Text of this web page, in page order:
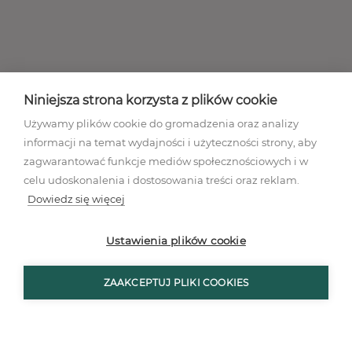
Polityka prywatności
Mapa stron
Ustawienia plików cookies
Niniejsza strona korzysta z plików cookie
Używamy plików cookie do gromadzenia oraz analizy
informacji na temat wydajności i użyteczności strony, aby
zagwarantować funkcje mediów społecznościowych i w
celu udoskonalenia i dostosowania treści oraz reklam.
Dowiedz się więcej
Ustawienia plików cookie
ZAAKCEPTUJ PLIKI COOKIES